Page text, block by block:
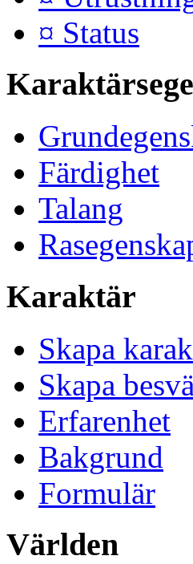
¤ Status
Färdighet
Talang
Karaktär
Skapa
Skapa
Erfarenhet
Bakgrund
Formulär
Världen